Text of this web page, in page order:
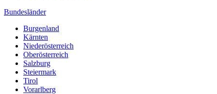
Bundesländer
Burgenland
Kärnten
Niederösterreich
Oberösterreich
Salzburg
Steiermark
Tirol
Vorarlberg